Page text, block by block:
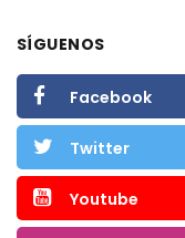
SÍGUENOS
Facebook
Twitter
Youtube